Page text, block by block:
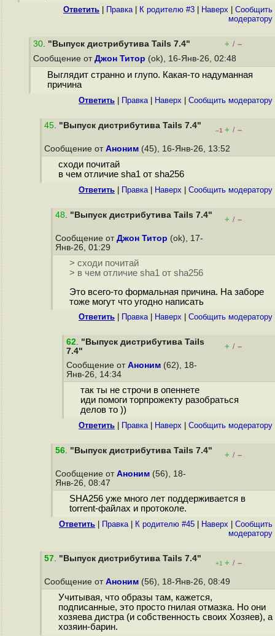
Ответить Правка| К родителю #3 Наверх
Cообщить
модератору
30. "Выпуск дистрибутива Tails 7.4" + / –
Сообщение от Джон Титор (ok), 16-Янв-26, 02:48
Выглядит странно и глупо. Какая-то надуманная
причина
Ответить Правка| Наверх Cообщить модератору
45. "Выпуск дистрибутива Tails 7.4"
–1 + / –
Сообщение от Аноним (45), 16-Янв-26, 13:52
сходи почитай
в чем отличие sha1 от sha256
Ответить Правка| Наверх Cообщить модератору
48. "Выпуск дистрибутива Tails 7.4" + / –
Сообщение от Джон Титор (ok), 17-
Янв-26, 01:29
> сходи почитай
> в чем отличие sha1 от sha256
Это всего-то формальная причина. На заборе
тоже могут что угодно написать
Ответить Правка| Наверх Cообщить модератору
62. "Выпуск дистрибутива Tails
7.4"
+ / –
Сообщение от Аноним (62), 18-
Янв-26, 14:34
так ты не строчи в опеннете
иди помоги торпрожекту разобраться
делов то ))
Ответить Правка| Наверх Cообщить модератору
56. "Выпуск дистрибутива Tails 7.4" + / –
Сообщение от Аноним (56), 18-
Янв-26, 08:47
SHA256 уже много лет поддерживается в
torrent-файлах и протоколе.
Ответить Правка| К родителю #45 Наверх
Cообщить
модератору
57. "Выпуск дистрибутива Tails 7.4"
+1 + / –
Сообщение от Аноним (56), 18-Янв-26, 08:49
Учитывая, что образы там, кажется,
подписанные, это просто гнилая отмазка. Но они
хозяева дистра (и собственность своих Хозяев), а
хозяин-барин.